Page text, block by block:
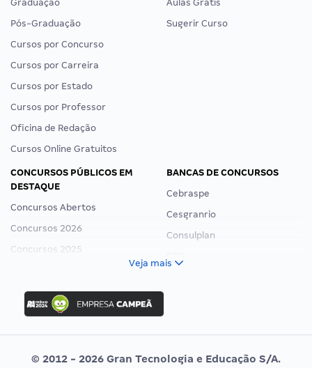
Graduação
Pós-Graduação
Cursos por Concurso
Cursos por Carreira
Cursos por Estado
Cursos por Professor
Oficina de Redação
Cursos Online Gratuitos
Aulas Grátis
Sugerir Curso
CONCURSOS PÚBLICOS EM
DESTAQUE
Concursos Abertos
Concursos 2026
Concursos 2025
Concurso Ibama
Concurso MPU
Editais publicados
BANCAS DE CONCURSOS
Cebraspe
Cesgranrio
Consulplan
Vunesp
Veja mais
© 2012 - 2026 Gran Tecnologia e Educação S/A.